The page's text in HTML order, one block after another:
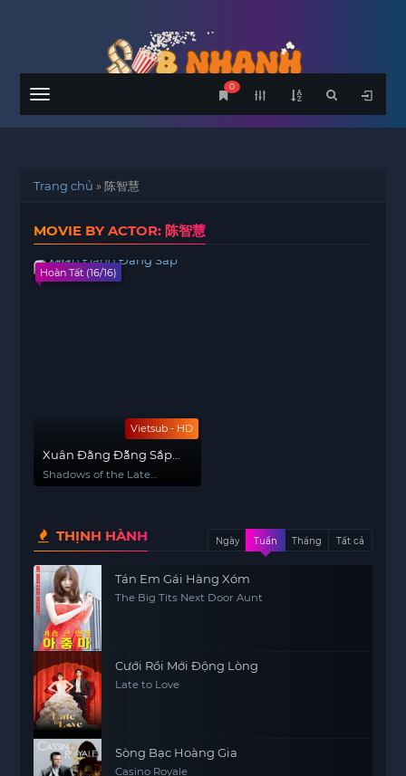
Menu
0
Trang chủ »陈智慧
MOVIE BY ACTOR: 陈智慧
Vietsub - HD
Hoàn Tất (16/16)
Xuân Đằng Đẵng Sắp
Tàn
Shadows of the Late
THỊNH HÀNH Ngày Tuần Tháng Tất cả
Tán Em Gái Hàng Xóm
The Big Tits Next Door Aunt
Cưới Rồi Mới Động Lòng
Late to Love
Sòng Bạc Hoàng Gia
Casino Royale